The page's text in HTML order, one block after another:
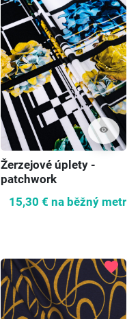
visibility
Žerzejové úplety -
patchwork
15,30 € na běžný metr
favorite